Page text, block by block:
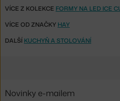
VÍCE Z KOLEKCE FORMY NA LED ICE
VÍCE OD ZNAČKY HAY
DALŠÍ KUCHYŇ A STOLOVÁNÍ
Novinky e-mailem